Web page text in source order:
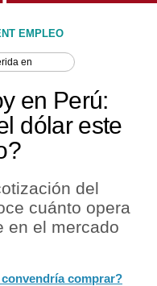
EMPLEO
en
en Perú:
dólar este
del
cuánto opera
en el mercado
convendría comprar?